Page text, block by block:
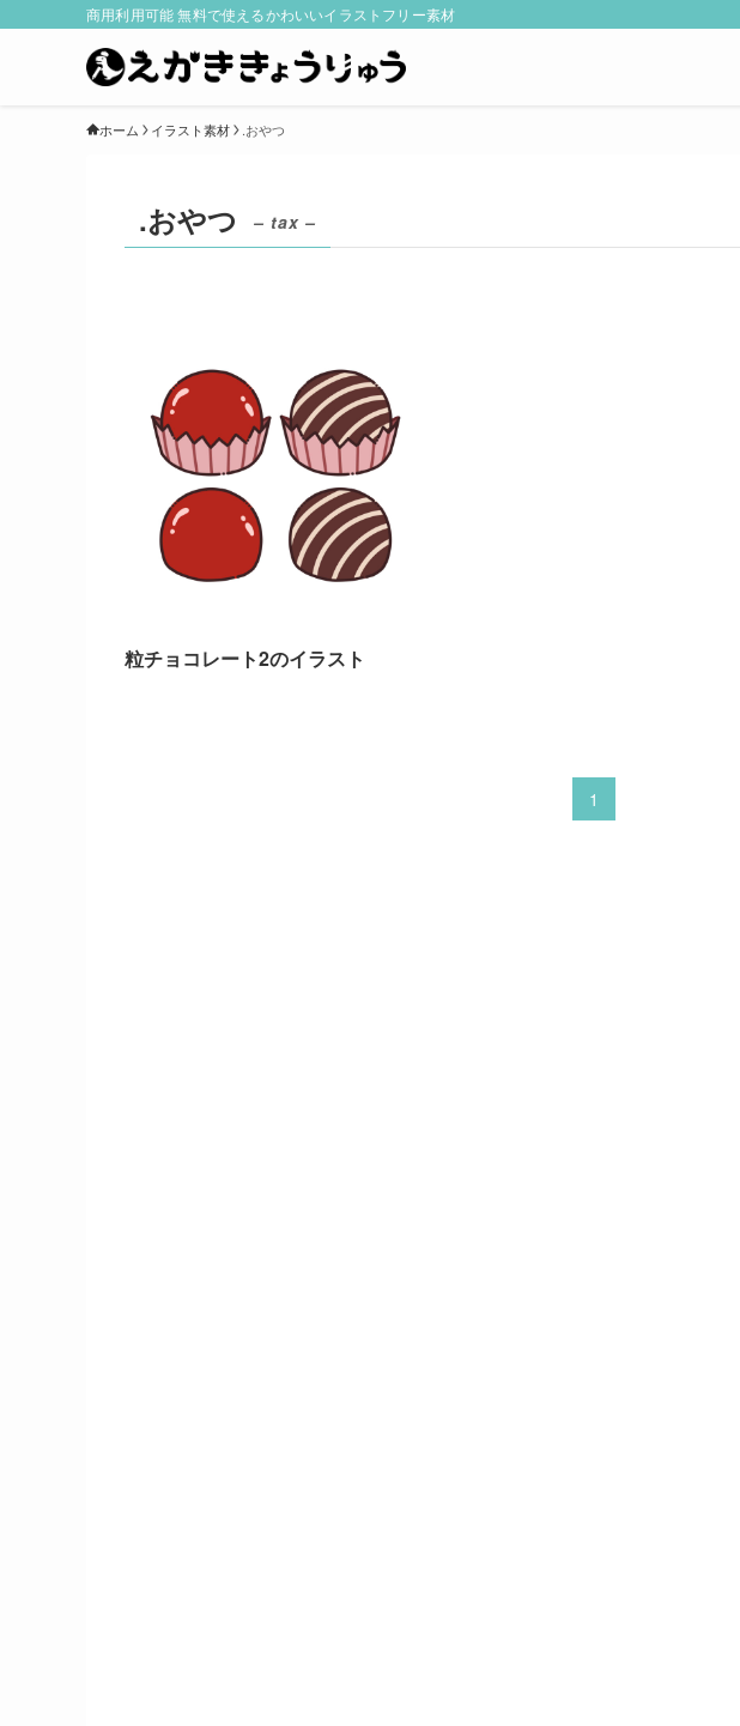
商用利用可能 無料で使えるかわいいイラストフリー素材
ホーム イラスト素材 .おやつ
.おやつ – tax –
粒チョコレート2のイラスト
1